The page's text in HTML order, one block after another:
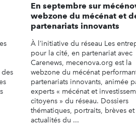
En septembre sur
webzone du mécénat et
partenariats innovants
À l’initiative du réseau Les
pour la cité, en partenariat avec
Carenews, mecenova.org est la
webzone du mécénat
partenariats innovants, animée
experts « mécénat et
citoyens » du réseau. Dossiers
thématiques, portraits, brèves et
actualités du ...